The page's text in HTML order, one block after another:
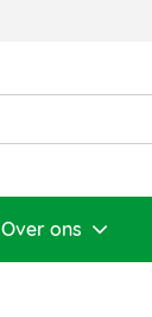
Over ons